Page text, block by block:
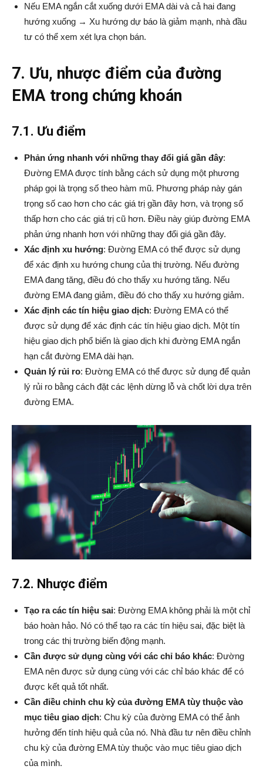
Nếu EMA ngắn cắt xuống dưới EMA dài và cả hai đang
hướng xuống → Xu hướng dự báo là giảm mạnh, nhà đầu
tư có thể xem xét lựa chọn bán.
7. Ưu, nhược điểm của đường
EMA trong chứng khoán
7.1. Ưu điểm
Phản ứng nhanh với những thay đổi giá gần đây:
Đường EMA được tính bằng cách sử dụng một phương
pháp gọi là trọng số theo hàm mũ. Phương pháp này gán
trọng số cao hơn cho các giá trị gần đây hơn, và trọng số
thấp hơn cho các giá trị cũ hơn. Điều này giúp đường EMA
phản ứng nhanh hơn với những thay đổi giá gần đây.
Xác định xu hướng: Đường EMA có thể được sử dụng
để xác định xu hướng chung của thị trường. Nếu đường
EMA đang tăng, điều đó cho thấy xu hướng tăng. Nếu
đường EMA đang giảm, điều đó cho thấy xu hướng giảm.
Xác định các tín hiệu giao dịch: Đường EMA có thể
được sử dụng để xác định các tín hiệu giao dịch. Một tín
hiệu giao dịch phổ biến là giao dịch khi đường EMA ngắn
hạn cắt đường EMA dài hạn.
Quản lý rủi ro: Đường EMA có thể được sử dụng để quản
lý rủi ro bằng cách đặt các lệnh dừng lỗ và chốt lời dựa trên
đường EMA.
7.2. Nhược điểm
Tạo ra các tín hiệu sai: Đường EMA không phải là một chỉ
báo hoàn hảo. Nó có thể tạo ra các tín hiệu sai, đặc biệt là
trong các thị trường biến động mạnh.
Cần được sử dụng cùng với các chỉ báo khác: Đường
EMA nên được sử dụng cùng với các chỉ báo khác để có
được kết quả tốt nhất.
Cần điều chỉnh chu kỳ của đường EMA tùy thuộc vào
mục tiêu giao dịch: Chu kỳ của đường EMA có thể ảnh
hưởng đến tính hiệu quả của nó. Nhà đầu tư nên điều chỉnh
chu kỳ của đường EMA tùy thuộc vào mục tiêu giao dịch
của mình.